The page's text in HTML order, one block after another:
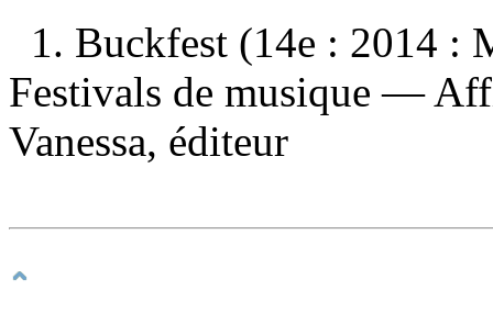
1. Buckfest (14e : 2014 :
Festivals de musique —
Vanessa, éditeur